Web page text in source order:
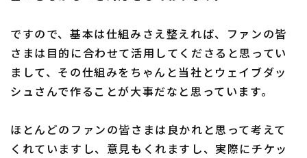
ですので、基本は仕組みさえ整えれば、ファンの皆
さまは目的に合わせて活用してくださると思ってい
まして、その仕組みをちゃんと当社とウェイブダッ
シュさんで作ることが大事だなと思っています。
ほとんどのファンの皆さまは良かれと思って考えて
くれていますし、意見もくれますし、実際にチケッ